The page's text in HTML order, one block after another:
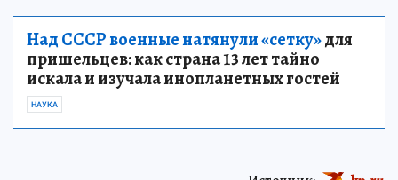
Над СССР военные натянули «сетку»для
пришельцев: как страна 13 лет тайно
искала и изучала инопланетных гостей
НАУКА